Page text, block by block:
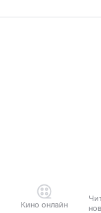
Кино онлайн